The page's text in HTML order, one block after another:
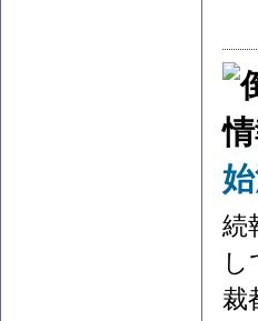
続
裁